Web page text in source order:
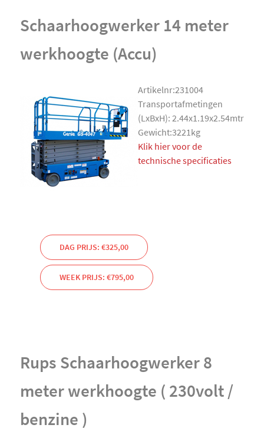
Schaarhoogwerker 14 meter
werkhoogte (Accu)
Artikelnr:231004
Transportafmetingen
(LxBxH): 2.44x1.19x2.54mtr
Gewicht:3221kg
Klik hier voor de
technische specificaties
DAG PRIJS: €325,00
WEEK PRIJS: €795,00
Rups Schaarhoogwerker 8
meter werkhoogte ( 230volt /
benzine )